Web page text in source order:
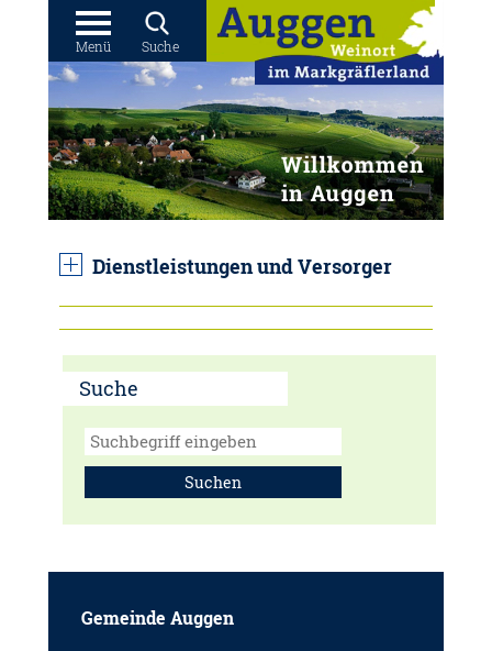
Menü Suche
Dienstleistungen und Versorger
Suche
Suchen
Gemeinde Auggen